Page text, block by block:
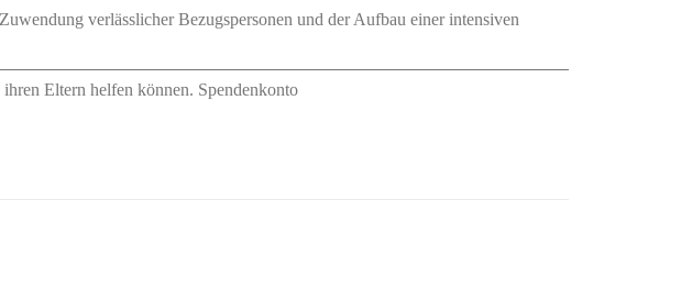
verlässlicher Bezugspersonen und der Aufbau einer intensiven
Eltern helfen können. Spendenkonto